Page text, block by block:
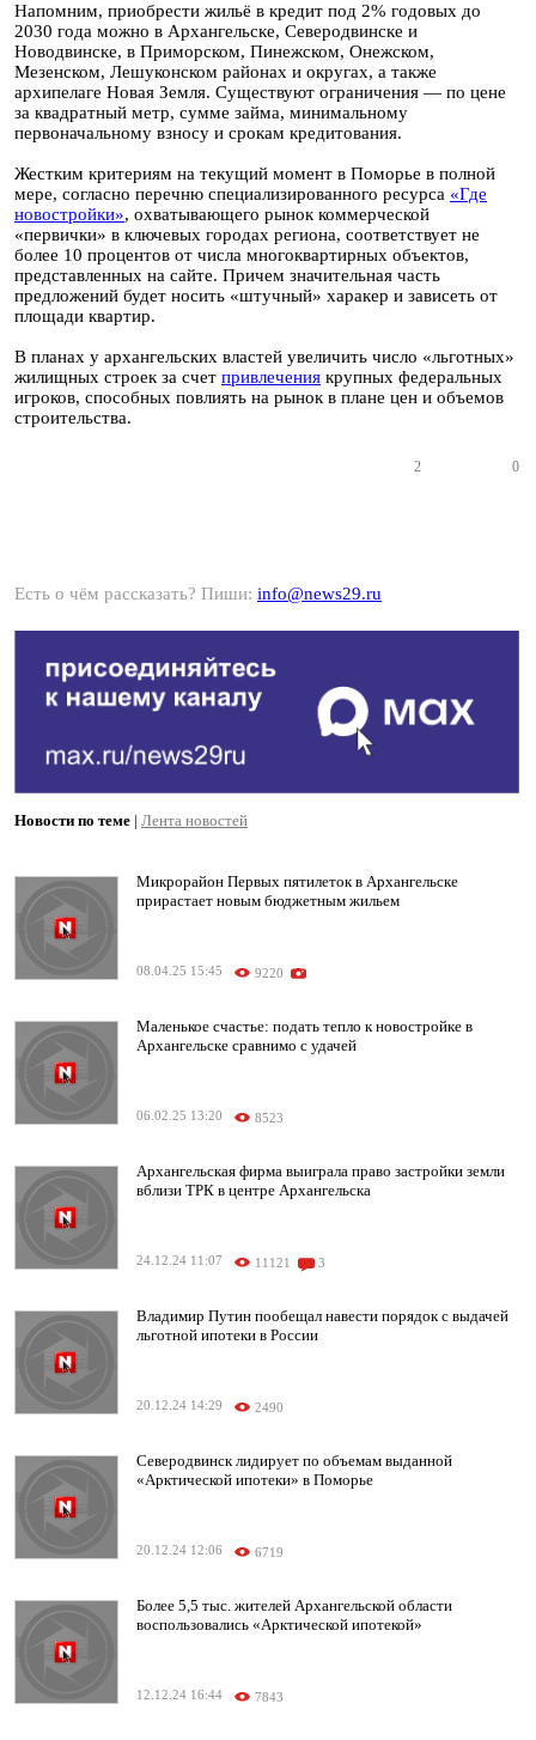
Напомним, приобрести жильё в кредит под 2% годовых до
2030 года можно в Архангельске, Северодвинске и
Новодвинске, в Приморском, Пинежском, Онежском,
Мезенском, Лешуконском районах и округах, а также
архипелаге Новая Земля. Существуют ограничения — по цене
за квадратный метр, сумме займа, минимальному
первоначальному взносу и срокам кредитования.
Жестким критериям на текущий момент в Поморье в полной
мере, согласно перечню специализированного ресурса «Где
новостройки», охватывающего рынок коммерческой
«первички» в ключевых городах региона, соответствует не
более 10 процентов от числа многоквартирных объектов,
представленных на сайте. Причем значительная часть
предложений будет носить «штучный» харакер и зависеть от
площади квартир.
В планах у архангельских властей увеличить число «льготных»
жилищных строек за счет привлечения крупных федеральных
игроков, способных повлиять на рынок в плане цен и объемов
строительства.
2 0
Есть о чём рассказать? Пиши: info@news29.ru
Новости по теме | Лента новостей
Микрорайон Первых пятилеток в Архангельске
прирастает новым бюджетным жильем
08.04.25 15:45 9220
Маленькое счастье: подать тепло к новостройке в
Архангельске сравнимо с удачей
06.02.25 13:20 8523
Архангельская фирма выиграла право застройки земли
вблизи ТРК в центре Архангельска
24.12.24 11:07 11121 3
Владимир Путин пообещал навести порядок с выдачей
льготной ипотеки в России
20.12.24 14:29 2490
Северодвинск лидирует по объемам выданной
«Арктической ипотеки» в Поморье
20.12.24 12:06 6719
Более 5,5 тыс. жителей Архангельской области
воспользовались «Арктической ипотекой»
12.12.24 16:44 7843